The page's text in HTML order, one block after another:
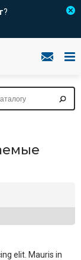
?
elit. Mauris in